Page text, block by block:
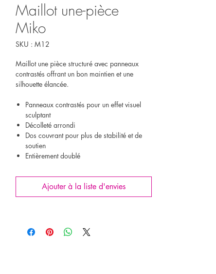
Maillot une-pièce
Miko
SKU : M12
Maillot une pièce structuré avec panneaux
contrastés offrant un bon maintien et une
silhouette élancée.
Panneaux contrastés pour un effet visuel
sculptant
Décolleté arrondi
Dos couvrant pour plus de stabilité et de
soutien
Entièrement doublé
Personnalisation
Tous les modèles peuvent être ajustés selon vos
préférences :
Bretelles et options de soutien
Bonnets intégrés
Ajouter à la liste d'envies